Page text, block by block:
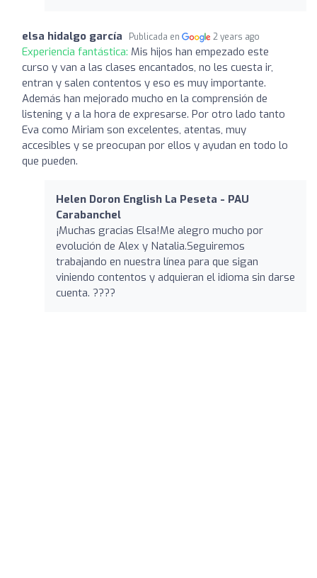
elsa hidalgo garcía Publicada en 2 years ago
Experiencia fantástica: Mis hijos han empezado este
curso y van a las clases encantados, no les cuesta ir,
entran y salen contentos y eso es muy importante.
Además han mejorado mucho en la comprensión de
listening y a la hora de expresarse. Por otro lado tanto
Eva como Miriam son excelentes, atentas, muy
accesibles y se preocupan por ellos y ayudan en todo lo
que pueden.
Helen Doron English La Peseta - PAU
Carabanchel
¡Muchas gracias Elsa!Me alegro mucho por
evolución de Alex y Natalia.Seguiremos
trabajando en nuestra línea para que sigan
viniendo contentos y adquieran el idioma sin darse
cuenta. ????